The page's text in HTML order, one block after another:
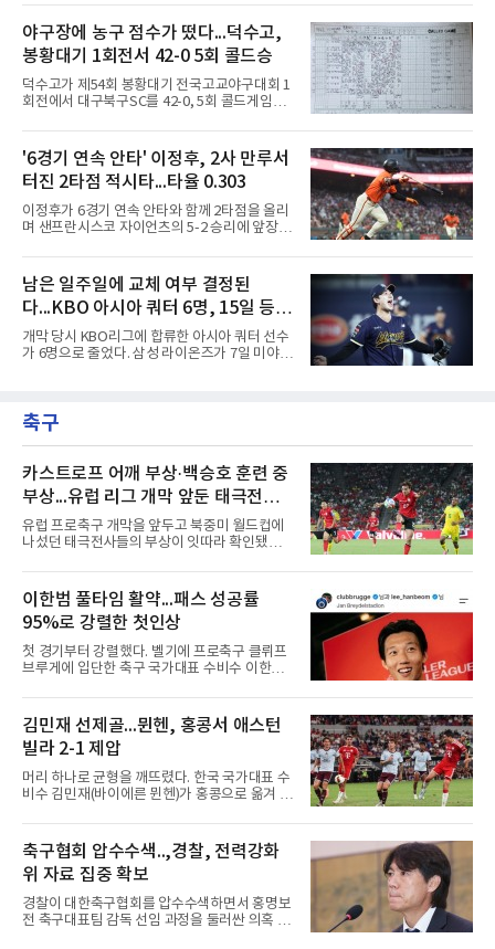
동시에 이뤄내야 하는 그의 앞길에는 그 어느 때
보다 차갑고 무거운 시
모에 턱없이 못 미치는 초라한 수준에 머물고 있
다. 막대한 페이롤을 무기로 리그 전체의 판도를
뒤흔들겠다는 전략이었지만, 실상은 뼈아픈 부
작용만 떠안은 모양새다.다저스가 최근 몇 년간
영입한 주요 슈퍼스타 7명의 계약 총액은 무려
17억 2,300만 달러에 달한다. 현재 환율을 기준
으로 환산하면 약 2조 4200억원이라는 경악스
대했는지를 보여주는 대목이다.그러나 이 엄청
난 투자의 승수 효과는 기대에
야구장에 농구 점수가 떴다...덕수고,
봉황대기 1회전서 42-0 5회 콜드승
덕수고가 제54회 봉황대기 전국고교야구대회 1
회전에서 대구북구SC를 42-0, 5회 콜드게임으
경기에서 덕수고는 1회 5점, 2회 3점, 3회 10점
으로 18-0을 만든 뒤 4회 21점, 5회 3점을 보탰
다. 팀 안타 34개, 볼넷 12개를 기록했다.7번 타
자 유격수 홍주용은 4회 홈런 2개를 포함해 6타
수 6안타 3타점 4득점을 올렸고, 조원빈은 6타
수 6안타 5타점, 박종혁은 5타수 5안타 3타점을
남겼다. 선발 최희성은 5이닝 2피안타 무사사구
20안타 21실점했다.덕수고는 지난 4월 신세계
이마트배와 지난달 대통령배를
'6경기 연속 안타' 이정후, 2사 만루서
터진 2타점 적시타...타율 0.303
이정후가 6경기 연속 안타와 함께 2타점을 올리
며 샌프란시스코 자이언츠의 5-2 승리에 앞장섰
오라클파크에서 열린 2026 MLB 디트로이트 타
이거스전에 2번 타자 우익수로 선발 출전해 3타
수 1안타 1볼넷 2타점 1득점을 기록했다. 시즌
타율은 0.303(402타수 122안타). 1회말 1사에서
상대 선발 카이더 몬테로에게 볼넷을 골라 나간
뒤 라파엘 데버스의 중월 홈런 때 득점했고, 2-2
이던 2회말 2사 만루에서는 몬테로의 3구째 낮
열린 휴스턴 애스트로스전에 9번 타자 2루수로
나서 2타수 1안타를 기록, 타율
남은 일주일에 교체 여부 결정된
다...KBO 아시아 쿼터 6명, 15일 등록
시한이 분수령
개막 당시 KBO리그에 합류한 아시아 쿼터 선수
가 6명으로 줄었다. 삼성 라이온즈가 7일 미야지
평균자책점 3.34로 다승 공동 선두이자 3경기 연
속 퀄리티스타트를 기록 중이다. 가나쿠보는 5
국인 최초 10홀드·10세이브를 동시에 달성했
다.kt 스기모토 고키는 전반기 42경기 평균자책
점 5.44에서 슬라이더 비중을 늘린 뒤 후반기 9
경기 8홀드, 평균자책점 1.86으로 반등해 시즌
17홀드 공동 선두에 올랐다. SSG 타케다 쇼타도
전반기 1승 7패, 평균자책점
축구
카스트로프 어깨 부상·백승호 훈련 중
부상...유럽 리그 개막 앞둔 태극전사
악재
유럽 프로축구 개막을 앞두고 북중미 월드컵에
나섰던 태극전사들의 부상이 잇따라 확인됐다.
일(한국시간) 옌스 카스트로프가 6일 아마추어
팀 로타흐-에게른과의 친선경기에서 어깨를 다
쳐 당분간 출전이 어렵다고 밝혔다. 그는 후반 교
체 투입돼 두 골을 넣었으나 후반 22분 부상으로
물러났다.독일인 아버지와 한국인 어머니 사이
에서 태어난 카스트로프는 측면 미드필더와 측
면 수비가 가능한 자원으로, 월드컵 남아프리카
은 그가 처음이다. 묀헨글라트바흐는 23일 DFB
포칼 1라운드, 29일 라이프치히
이한범 풀타임 활약...패스 성공률
95%로 강렬한 첫인상
첫 경기부터 강렬했다. 벨기에 프로축구 클뤼프
브루게에 입단한 축구 국가대표 수비수 이한범
뽑혔다.이한범은 8일(한국시간) 벨기에 브뤼헤
의 얀 브레이덜 스타디온에서 열린 코르트레이
크와의 2026-2027 벨기에 주필러리그 1라운드
홈 경기에 선발로 나서 경기 종료까지 뛰었다.출
발 자체가 빨랐다. 2026 북중미 월드컵에서 한국
의 조별리그 3경기를 모두 풀타임으로 소화하며
대표팀 중앙 수비의 주축으로 자리 잡은 그는 덴
선발로 곧장 투입돼 90분을 소화하며 팀의 3-0
완승에 힘을 보탰다.기록도
김민재 선제골...뮌헨, 홍콩서 애스턴
빌라 2-1 제압
머리 하나로 균형을 깨뜨렸다. 한국 국가대표 수
비수 김민재(바이에른 뮌헨)가 홍콩으로 옮겨 열
리에 힘을 보탰다.김민재는 7일(현지시간) 홍콩
카이탁 스포츠파크에서 열린 애스턴 빌라(잉글
랜드)와의 친선경기에서 전반 37분 0의 균형을
깨는 골을 넣었다. 톰 비쇼프가 왼쪽 측면에서 올
린 프리킥에 묘하게 머리를 갖다 대 방향을 바꾸
며 골 그물을 흔들었다.흐름은 좋았다. 제주전에
서 주장 완장을 차고 30여 분을 소화했던 그는
축구협회 압수수색..,경찰, 전력강화
위 자료 집중 확보
경찰이 대한축구협회를 압수수색하면서 홍명보
전 축구대표팀 감독 선임 과정을 둘러싼 의혹 규